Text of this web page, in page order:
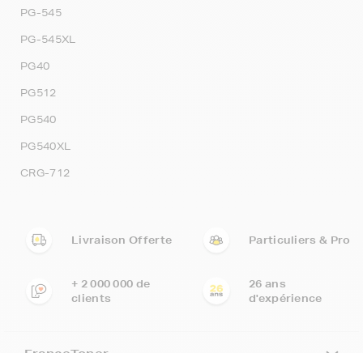
PG-545
PG-545XL
PG40
PG512
PG540
PG540XL
CRG-712
Livraison Offerte Particuliers & Pro
+ 2 000 000 de
clients
26 ans
d'expérience